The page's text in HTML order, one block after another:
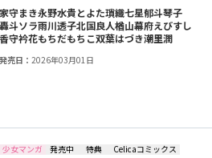
家守まき永野水貴とよた瑣織七星郁斗琴子
轟斗ソラ雨川透子北国良人楢山幕府えびすし
香守衿花もちだもちこ双葉はづき潮里潤
発売日：2026年03月01日
少女マンガ 発売中 特典 Celicaコミックス